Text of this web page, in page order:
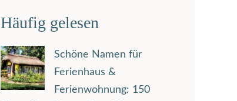
Häufig gelesen
Schöne Namen für
Ferienhaus &
Ferienwohnung: 150